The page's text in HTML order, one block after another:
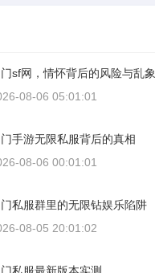
sf网，情怀背后的风险与乱象
08-06 05:01:01
手游无限私服背后的真相
08-06 00:01:01
私服群里的无限钻娱乐陷阱
08-05 20:01:02